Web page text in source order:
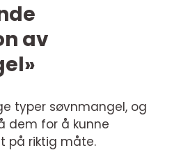
av
typer søvnmangel, og
dem for å kunne
på riktig måte.